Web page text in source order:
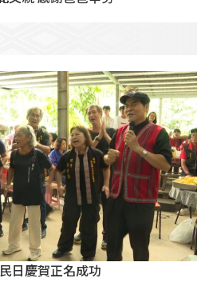
日慶賀正名成功